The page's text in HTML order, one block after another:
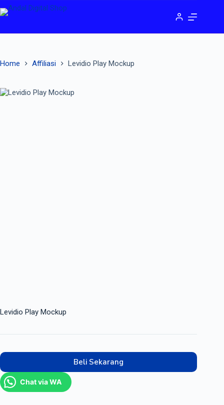
Home Affiliasi Levidio Play Mockup
Levidio Play Mockup
Beli Sekarang
Chat via WA